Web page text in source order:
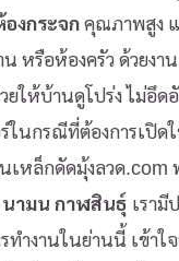
งกระจกคุณภาพสูง
น หรือห้องครัว ด้วยงา
ยให้บ้านดูโปร่ง ไม่อึด
ในกรณีที่ต้องการเปิด
เหล็กดัดมุ้งลวด.com
นามน กาฬสินธุ์ เรามี
ทำงานในย่านนี้ เข้าใ